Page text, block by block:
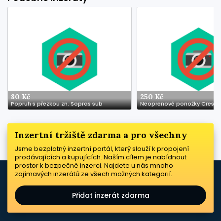
80 Kč
Popruh s přezkou zn. Sopras sub
250 Kč
Neoprenové ponožky Cressi
Inzertní tržiště zdarma a pro všechny
Jsme bezplatný inzertní portál, který slouží k propojení
prodávajících a kupujících. Naším cílem je nabídnout
prostor k bezpečné inzerci. Najdete u nás mnoho
zajímavých inzerátů ze všech možných kategorií.
Přidat inzerát zdarma